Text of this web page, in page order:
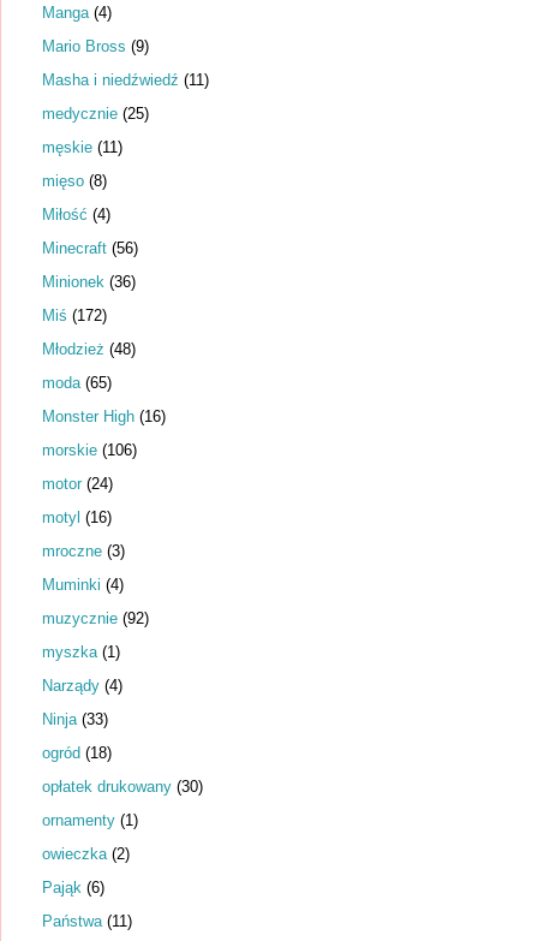
Manga (4)
Mario Bross (9)
Masha i niedźwiedź (11)
medycznie (25)
męskie (11)
mięso (8)
Miłość (4)
Minecraft (56)
Minionek (36)
Miś (172)
Młodzież (48)
moda (65)
Monster High (16)
morskie (106)
motor (24)
motyl (16)
mroczne (3)
Muminki (4)
muzycznie (92)
myszka (1)
Narządy (4)
Ninja (33)
ogród (18)
opłatek drukowany (30)
ornamenty (1)
owieczka (2)
Pająk (6)
Państwa (11)